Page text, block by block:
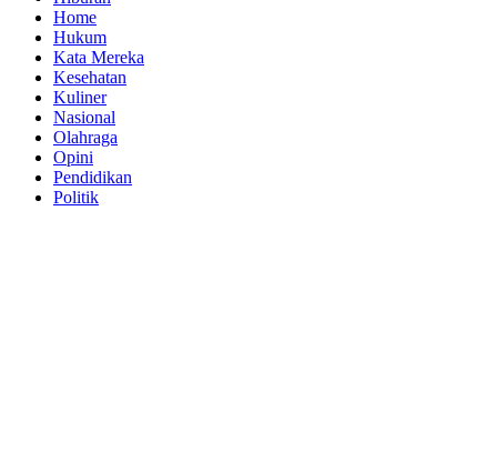
Home
Hukum
Kata Mereka
Kesehatan
Kuliner
Nasional
Olahraga
Opini
Pendidikan
Politik